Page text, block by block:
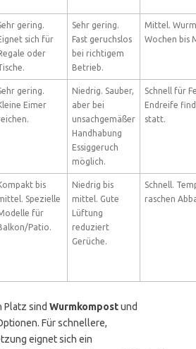
gering.
sich für
oder
Sehr gering.
Fast geruchslos
bei richtigem
Betrieb.
Mittel.
Wochen bis
gering.
Eimer
Niedrig. Sauber,
aber bei
unsachgemäßer
Handhabung
Essiggeruch
möglich.
Schnell für
Endreife
statt.
bis
Spezielle
für
Patio.
Niedrig bis
mittel. Gute
Lüftung
reduziert
Gerüche.
Schnell.
raschen
Platz sind Wurmkompostund
Für schnellere,
eignet sich ein